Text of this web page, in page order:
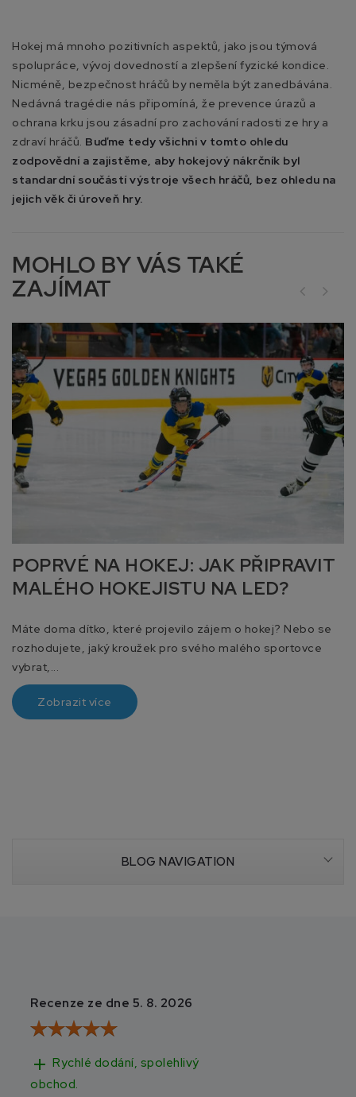
Hokej má mnoho pozitivních aspektů, jako jsou týmová
spolupráce, vývoj dovedností a zlepšení fyzické kondice.
Nicméně, bezpečnost hráčů by neměla být zanedbávána.
Nedávná tragédie nás připomíná, že prevence úrazů a
ochrana krku jsou zásadní pro zachování radosti ze hry a
zdraví hráčů. Buďme tedy všichni v tomto ohledu
zodpovědní a zajistěme, aby hokejový nákrčník byl
standardní součástí výstroje všech hráčů, bez ohledu na
jejich věk či úroveň hry.
MOHLO BY VÁS TAKÉ
ZAJÍMAT
POPRVÉ NA HOKEJ: JAK PŘIPRAVIT
MALÉHO HOKEJISTU NA LED?
Máte doma dítko, které projevilo zájem o hokej? Nebo se
rozhodujete, jaký kroužek pro svého malého sportovce
vybrat,...
Zobrazit více
BLOG NAVIGATION
Recenze ze dne 5. 8. 2026
add Rychlé dodání, spolehlivý
obchod.